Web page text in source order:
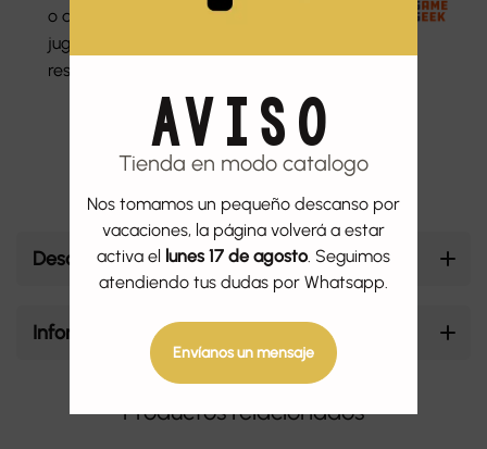
o de
jugado
res: 1-4
os
Espa
Descripción
Información adicional
Productos relacionados
AVISO
Tienda en modo catalogo
Nos tomamos un pequeño descanso por
vacaciones, la página volverá a estar
activa el lunes 17 de agosto. Seguimos
atendiendo tus dudas por Whatsapp.
Envíanos un mensaje